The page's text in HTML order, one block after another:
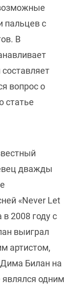
пальцев с
В
вопрос о
статье
дважды
«Never Let
в 2008 году с
выиграл
артистом,
Билан на
одним